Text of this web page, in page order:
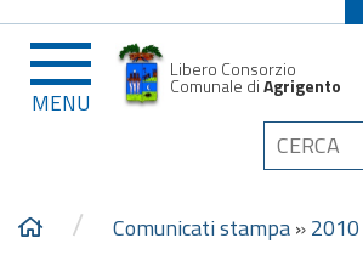
MENU
Libero Consorzio
Comunale diAgrigento
/ Comunicati stampa»2010